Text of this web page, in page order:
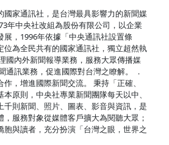
國家通訊社，是台灣最具影響力的新聞媒
年中央社改組為股份有限公司，以企業
展，1996年依據「中央通訊社設置條
位為全民共有的國家通訊社，獨立超然執
國內外新聞報導業務，服務大眾傳播媒
通訊業務，促進國際對台灣之瞭解。 ．
，增進國際新聞交流。 秉持「正確、
原則，中央社專業新聞團隊每天以中、
千則新聞、照片、圖表、影音與資訊，是
服務對象從媒體客戶擴大為閱聽大眾；
胞與讀者，充分扮演「台灣之眼，世界之